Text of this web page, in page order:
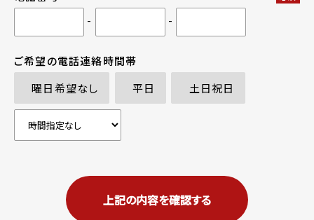
- -
ご希望の電話連絡時間帯
曜日希望なし
平日 土日祝日